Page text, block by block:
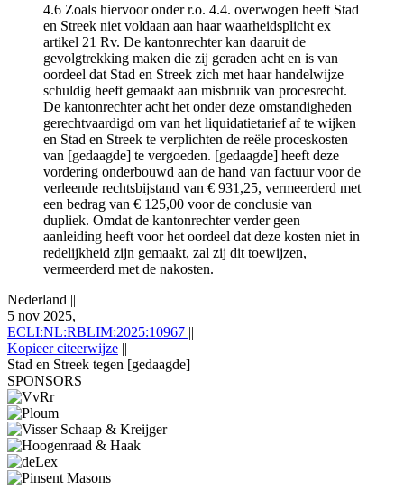
4.6 Zoals hiervoor onder r.o. 4.4. overwogen heeft Stad
en Streek niet voldaan aan haar waarheidsplicht ex
artikel 21 Rv. De kantonrechter kan daaruit de
gevolgtrekking maken die zij geraden acht en is van
oordeel dat Stad en Streek zich met haar handelwijze
schuldig heeft gemaakt aan misbruik van procesrecht.
De kantonrechter acht het onder deze omstandigheden
gerechtvaardigd om van het liquidatietarief af te wijken
en Stad en Streek te verplichten de reële proceskosten
van [gedaagde] te vergoeden. [gedaagde] heeft deze
vordering onderbouwd aan de hand van factuur voor de
verleende rechtsbijstand van € 931,25, vermeerderd met
een bedrag van € 125,00 voor de conclusie van
dupliek. Omdat de kantonrechter verder geen
aanleiding heeft voor het oordeel dat deze kosten niet in
redelijkheid zijn gemaakt, zal zij dit toewijzen,
vermeerderd met de nakosten.
Nederland ||
5 nov 2025,
ECLI:NL:RBLIM:2025:10967 ||
Kopieer citeerwijze ||
Stad en Streek tegen [gedaagde]
SPONSORS